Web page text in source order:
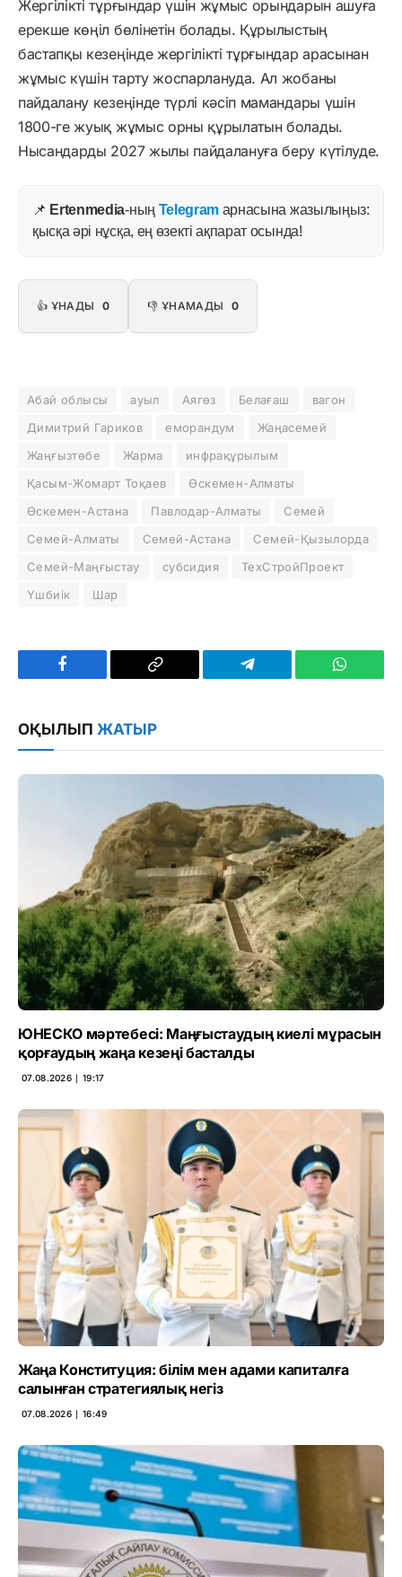
Жергілікті тұрғындар үшін жұмыс орындарын ашуға
ерекше көңіл бөлінетін болады. Құрылыстың
бастапқы кезеңінде жергілікті тұрғындар арасынан
жұмыс күшін тарту жоспарлануда. Ал жобаны
пайдалану кезеңінде түрлі кәсіп мамандары үшін
1800-ге жуық жұмыс орны құрылатын болады.
Нысандарды 2027 жылы пайдалануға беру күтілуде.
📌 Ertenmedia-ның Telegram арнасына жазылыңыз:
қысқа әрі нұсқа, ең өзекті ақпарат осында!
👍 ҰНАДЫ 0 👎 ҰНАМАДЫ 0
Абай облысы ауыл Аягөз Белағаш
вагон
Димитрий Гариков
еморандум
Жаңасемей
Жаңғызтөбе
Жарма
инфрақұрылым
Қасым-Жомарт Тоқаев
Өскемен-Алматы
Өскемен-Астана
Павлодар-Алматы
Семей
Семей-Алматы
Семей-Астана
Семей-Қызылорда
Семей-Маңғыстау
субсидия
ТехСтройПроект
Үшбиік
Шар
Facebook
Copy
Telegram
ОҚЫЛЫП ЖАТЫР
ЮНЕСКО мәртебесі: Маңғыстаудың киелі мұрасын
қорғаудың жаңа кезеңі басталды
07.08.2026 ∣ 19:17
Жаңа Конституция: білім мен адами капиталға
салынған стратегиялық негіз
07.08.2026 ∣ 16:49